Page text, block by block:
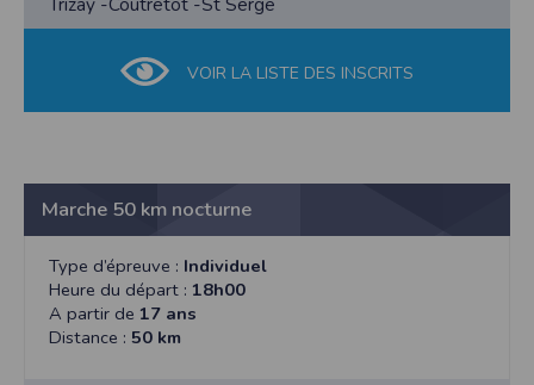
VOIR LA LISTE DES INSCRITS
Marche 50 km nocturne
Type d’épreuve : Individuel
Heure du départ : 18h00
A partir de 17 ans
Distance : 50 km